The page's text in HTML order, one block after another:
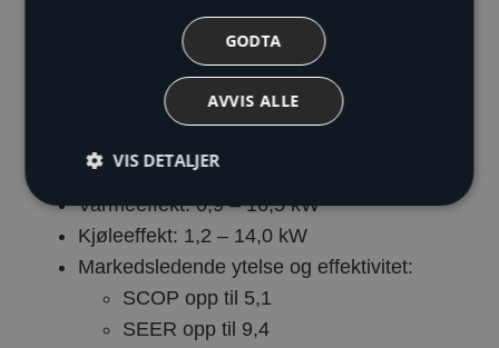
belastning. Det gjør Super Digital Inverter
spesielt gunstig for bruksområder med varme-
eller kjølebehov året rundt, som i serverrom, i
butikker eller i bygninger med store
glassfasader.
Varmeeffekt: 0,9 – 16,5 kW
Kjøleeffekt: 1,2 – 14,0 kW
Markedsledende ytelse og effektivitet:
SCOP opp til 5,1
SEER opp til 9,4
GODTA
AVVIS ALLE
VIS DETALJER